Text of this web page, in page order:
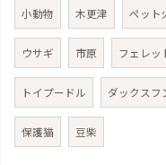
小動物 木更津 ペット
ウサギ 市原 フェレッ
トイプードル ダックスフ
保護猫 豆柴